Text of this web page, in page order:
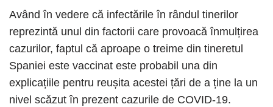
Având în vedere că infectările în rândul tinerilor
reprezintă unul din factorii care provoacă înmulțirea
cazurilor, faptul că aproape o treime din tineretul
Spaniei este vaccinat este probabil una din
explicațiile pentru reușita acestei țări de a ține la un
nivel scăzut în prezent cazurile de COVID-19.